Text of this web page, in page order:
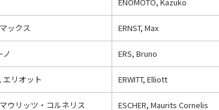
ックス ERNST, Max
ノ ERS, Bruno
エリオット ERWITT, Elliott
ウリッツ・コルネリス ESCHER, Maurits Cornelis